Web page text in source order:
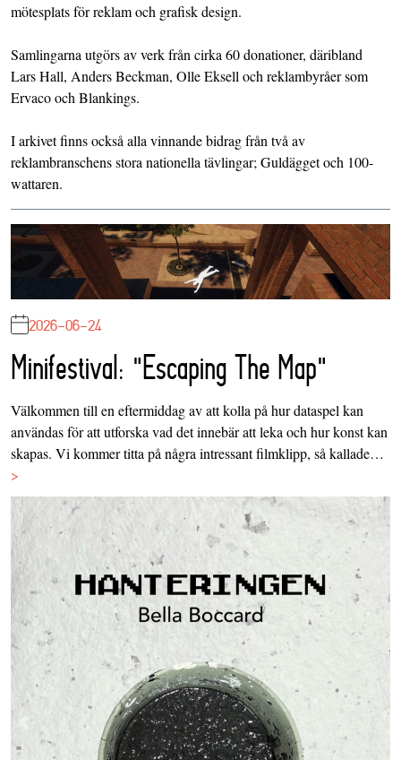
mötesplats för reklam och grafisk design.
Samlingarna utgörs av verk från cirka 60 donationer, däribland
Lars Hall, Anders Beckman, Olle Eksell och reklambyråer som
Ervaco och Blankings.
I arkivet finns också alla vinnande bidrag från två av
reklambranschens stora nationella tävlingar; Guldägget och 100-
wattaren.
2026-06-24
Minifestival: "Escaping The Map"
Välkommen till en eftermiddag av att kolla på hur dataspel kan
användas för att utforska vad det innebär att leka och hur konst kan
skapas. Vi kommer titta på några intressant filmklipp, så kallade…
>